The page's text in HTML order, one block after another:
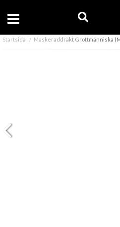
Startsida Maskeraddräkt Grottmänniska